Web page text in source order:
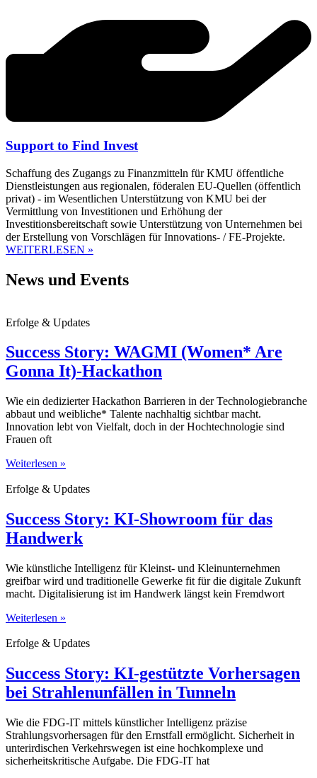
Support to Find Invest
Schaffung des Zugangs zu Finanzmitteln für KMU öffentliche
Dienstleistungen aus regionalen, föderalen EU-Quellen (öffentlich
privat) - im Wesentlichen Unterstützung von KMU bei der
Vermittlung von Investitionen und Erhöhung der
Investitionsbereitschaft sowie Unterstützung von Unternehmen bei
der Erstellung von Vorschlägen für Innovations- / FE-Projekte.
WEITERLESEN »
News und Events
Erfolge & Updates
Success Story: WAGMI (Women* Are
Gonna It)-Hackathon
Wie ein dedizierter Hackathon Barrieren in der Technologiebranche
abbaut und weibliche* Talente nachhaltig sichtbar macht.
Innovation lebt von Vielfalt, doch in der Hochtechnologie sind
Frauen oft
Weiterlesen »
Erfolge & Updates
Success Story: KI-Showroom für das
Handwerk
Wie künstliche Intelligenz für Kleinst- und Kleinunternehmen
greifbar wird und traditionelle Gewerke fit für die digitale Zukunft
macht. Digitalisierung ist im Handwerk längst kein Fremdwort
Weiterlesen »
Erfolge & Updates
Success Story: KI-gestützte Vorhersagen
bei Strahlenunfällen in Tunneln
Wie die FDG-IT mittels künstlicher Intelligenz präzise
Strahlungsvorhersagen für den Ernstfall ermöglicht. Sicherheit in
unterirdischen Verkehrswegen ist eine hochkomplexe und
sicherheitskritische Aufgabe. Die FDG-IT hat